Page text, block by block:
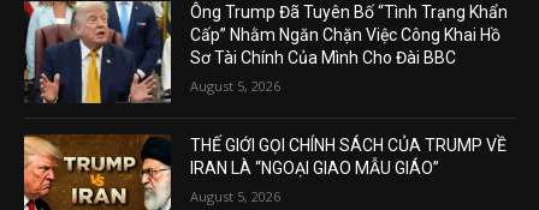
Ông Trump Đã Tuyên Bố “Tình Trạng Khẩn
Cấp” Nhằm Ngăn Chặn Việc Công Khai Hồ
Sơ Tài Chính Của Mình Cho Đài BBC
August 5, 2026
THẾ GIỚI GỌI CHÍNH SÁCH CỦA TRUMP VỀ
IRAN LÀ “NGOẠI GIAO MẪU GIÁO”
August 5, 2026